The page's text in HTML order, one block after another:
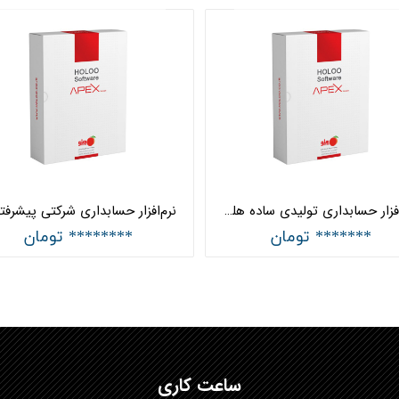
******** تومان
نرم‌افزار حسابداری تولیدی ساده هلو APEX کد (31)
******* تومان
ساعت کاری